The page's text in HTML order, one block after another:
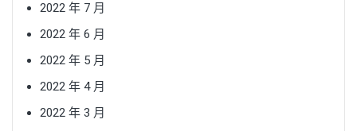
2022 年 7 月
2022 年 6 月
2022 年 5 月
2022 年 4 月
2022 年 3 月